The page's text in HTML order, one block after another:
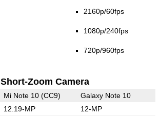
2160p/60fps
1080p/240fps
720p/960fps
Short-Zoom Camera
Mi Note 10 (CC9) Galaxy Note 10
12.19-MP 12-MP